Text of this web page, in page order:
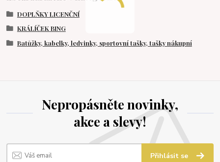
DOPLŇKY LICENČNÍ
KRÁLÍČEK BING
Batůžky, kabelky, ledvinky, sportovní tašky, tašky nákupní
Nepropásněte novinky,
akce a slevy!
Přihlásit se